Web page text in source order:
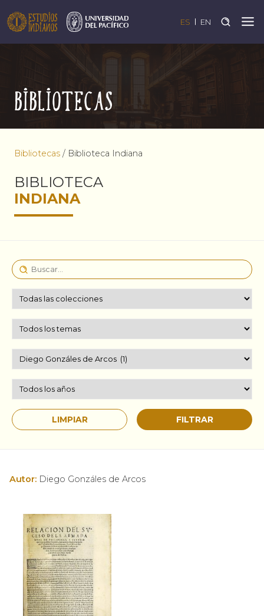
ES EN
Bibliotecas
Bibliotecas / Biblioteca Indiana
BIBLIOTECA
INDIANA
Autor: Diego Gonzáles de Arcos